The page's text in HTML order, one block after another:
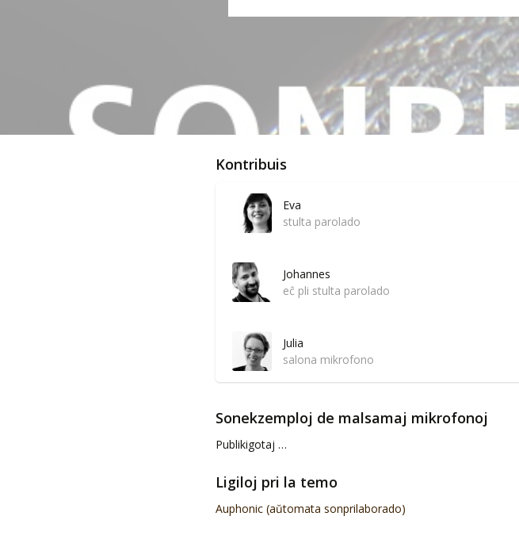
Kontribuis
Eva
stulta parolado
Johannes
eĉ pli stulta parolado
Julia
salona mikrofono
Sonekzemploj de malsamaj mikrofonoj
Publikigotaj …
Ligiloj pri la temo
Auphonic (aŭtomata sonprilaborado)